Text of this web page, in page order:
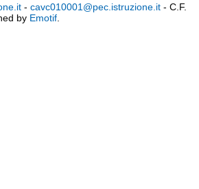
- cavc010001@pec.istruzione.it - C.F.
by Emotif